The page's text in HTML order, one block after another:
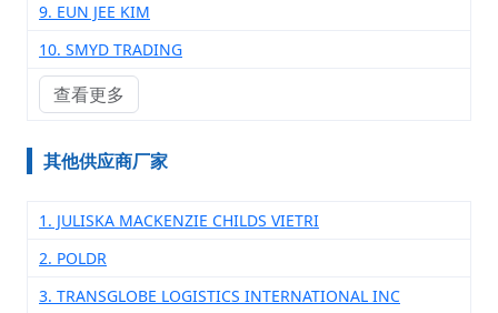
9. EUN JEE KIM
10. SMYD TRADING
查看更多
其他供应商厂家
1. JULISKA MACKENZIE CHILDS VIETRI
2. POLDR
3. TRANSGLOBE LOGISTICS INTERNATIONAL INC